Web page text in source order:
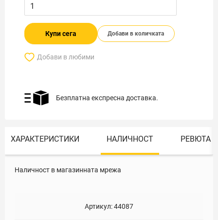
Купи сега Добави в количката
Добави в любими
Безплатна експресна доставка.
ХАРАКТЕРИСТИКИ НАЛИЧНОСТ РЕВЮТА
Наличност в магазинната мрежа
Артикул:44087